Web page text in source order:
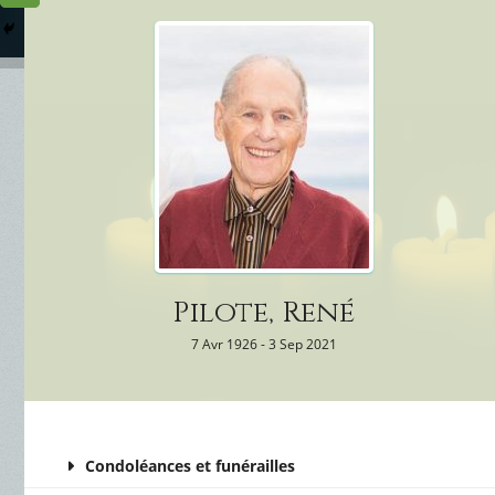
Services Funéraires
Pilote, René
7 Avr 1926 - 3 Sep 2021
Condoléances et funérailles